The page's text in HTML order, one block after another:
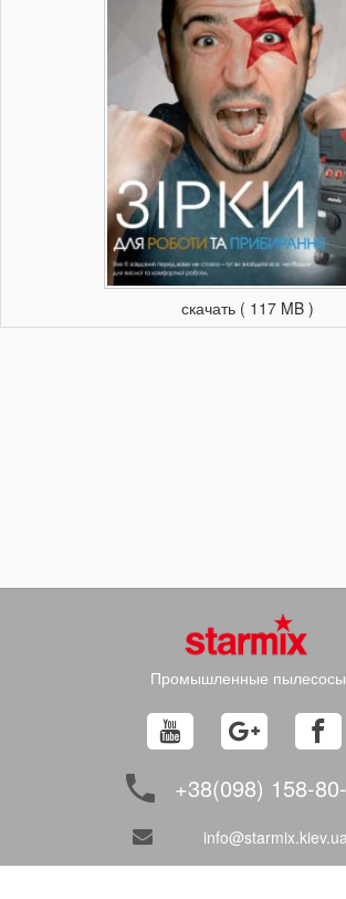
скачать ( 117 MB )
Промышленные пылесосы
+38(098) 158-